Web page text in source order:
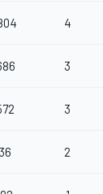
4
3
3
2